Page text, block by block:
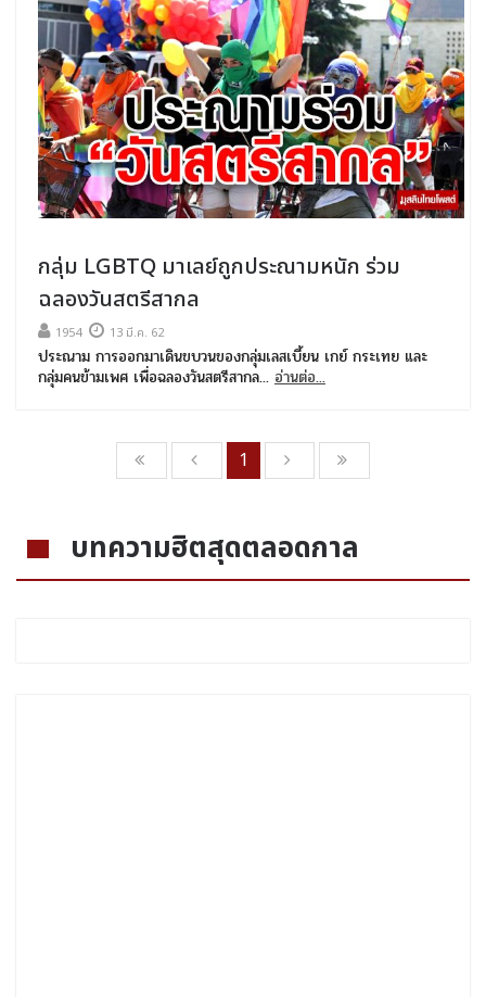
กลุ่ม LGBTQ มาเลย์ถูกประณามหนัก ร่วม
ฉลองวันสตรีสากล
1954 13 มี.ค. 62
ประณาม การออกมาเดินขบวนของกลุ่มเลสเบี้ยน เกย์ กระเทย และ
กลุ่มคนข้ามเพศ เพื่อฉลองวันสตรีสากล... อ่านต่อ...
1
บทความฮิตสุดตลอดกาล